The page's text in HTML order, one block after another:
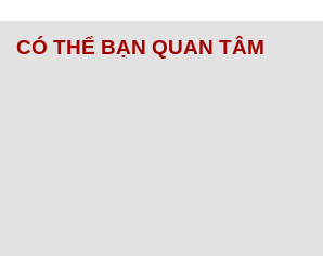
CÓ THỂ BẠN QUAN TÂM